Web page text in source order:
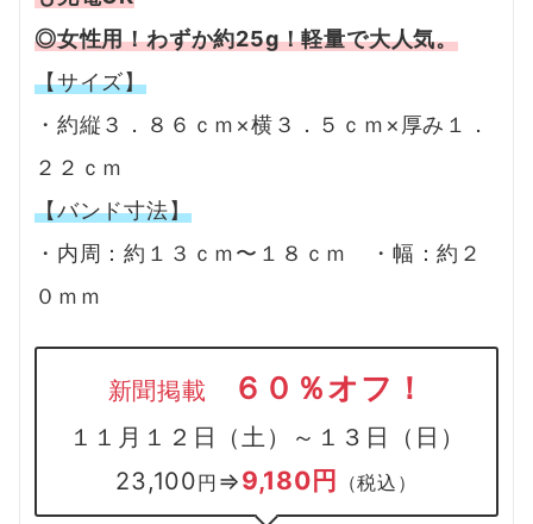
◎女性用！わずか約25g！軽量で大人気。
【サイズ】
・約縦３．８６ｃｍ×横３．５ｃｍ×厚み１．
２２ｃｍ
【バンド寸法】
・内周：約１３ｃｍ〜１８ｃｍ ・幅：約２
０ｍｍ
新聞掲載 ６０％オフ！
１１月１２日（土）～１３日（日）
23,100円 ⇒9,180円 （税込）